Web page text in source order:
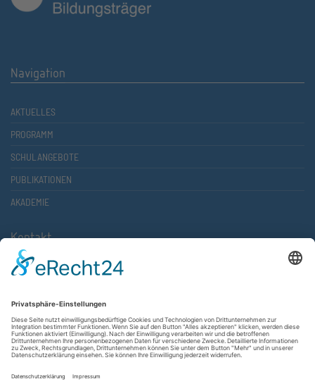
Navigation
AKTUELLES
PROGRAMM
SCHULANGEBOTE
PUBLIKATIONEN
AKADEMIE
Kontakt
Atlantische Akademie Rheinland-Pfalz e.V.
67657 Kaiserslautern
FON 0631 36610-0
FAX 0631 36610-15